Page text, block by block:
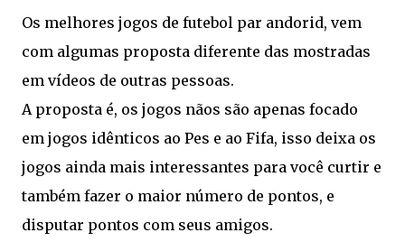
Os melhores jogos de futebol par andorid, vem
com algumas proposta diferente das mostradas
em vídeos de outras pessoas.
A proposta é, os jogos nãos são apenas focado
em jogos idênticos ao Pes e ao Fifa, isso deixa os
jogos ainda mais interessantes para você curtir e
também fazer o maior número de pontos, e
disputar pontos com seus amigos.